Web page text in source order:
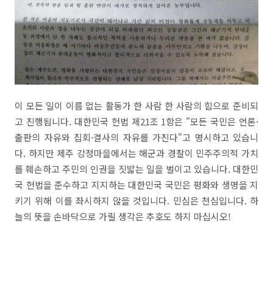
이 모든 일이 이름 없는 활동가 한 사람 한 사람의 힘으로 준비되
고 진행됩니다. 대한민국 헌법 제21조 1항은 "모든 국민은 언론·
출판의 자유와 집회·결사의 자유를 가진다"고 명시하고 있습니
다. 하지만 제주 강정마을에서는 해군과 경찰이 민주주의적 가치
를 훼손하고 주민의 인권을 짓밟는 일을 벌이고 있습니다. 대한민
국 헌법을 준수하고 지지하는 대한민국 국민은 평화와 생명을 지
키기 위해 이를 좌시하지 않을 것입니다. 민심은 천심입니다. 하
늘의 뜻을 손바닥으로 가릴 생각은 추호도 하지 마십시오!